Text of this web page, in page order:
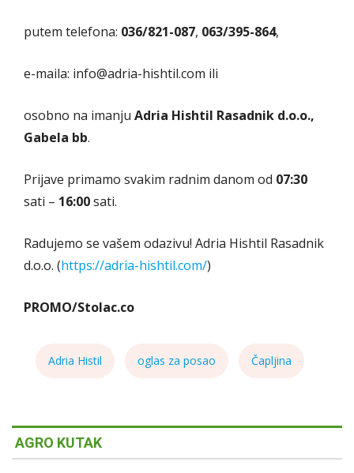
putem telefona: 036/821-087, 063/395-864,
e-maila: info@adria-hishtil.com ili
osobno na imanju Adria Hishtil Rasadnik d.o.o.,
Gabela bb.
Prijave primamo svakim radnim danom od 07:30
sati – 16:00sati.
Radujemo se vašem odazivu! Adria Hishtil Rasadnik
d.o.o. (https://adria-hishtil.com/)
PROMO/Stolac.co
Adria Histil oglas za posao Čapljina
AGRO KUTAK